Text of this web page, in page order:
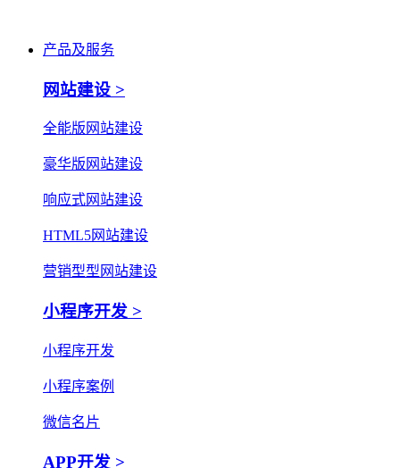
产品及服务
网站建设 >
全能版网站建设
豪华版网站建设
响应式网站建设
HTML5网站建设
营销型型网站建设
小程序开发 >
小程序开发
小程序案例
微信名片
APP开发 >